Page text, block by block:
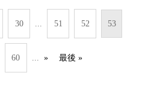
30 51 52 53
60 » 最後 »